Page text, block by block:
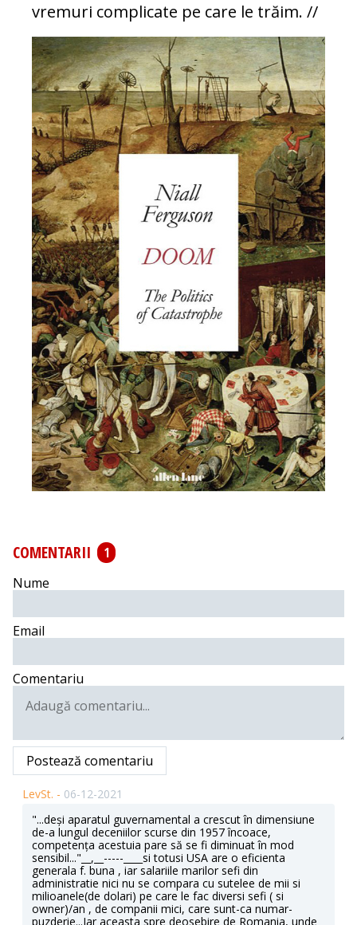
vremuri complicate pe care le trăim. //
COMENTARII
1
Nume
Email
Comentariu
Postează comentariu
LevSt. - 06-12-2021
"...deși aparatul guvernamental a crescut în dimensiune
de-a lungul deceniilor scurse din 1957 încoace,
competența acestuia pare să se fi diminuat în mod
sensibil..."__,__-----____si totusi USA are o eficienta
generala f. buna , iar salariile marilor sefi din
administratie nici nu se compara cu sutelee de mii si
milioanele(de dolari) pe care le fac diversi sefi ( si
owner)/an , de companii mici, care sunt-ca numar-
puzderie...Iar aceasta spre deosebire de Romania, unde